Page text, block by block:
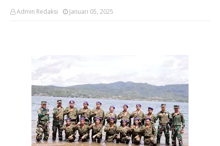
Admin Redaksi Januari 05, 2025